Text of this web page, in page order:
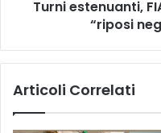
lavoratori”
Turni estenuanti,
“riposi
Articoli Correlati